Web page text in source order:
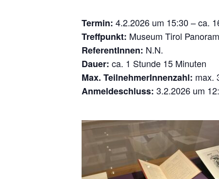
Termin: 4.2.2026 um 15:30 – ca.
Treffpunkt: Museum Tirol
ReferentInnen: N.N.
Dauer: ca. 1 Stunde 15 Minuten
Max. TeilnehmerInnenzahl: max.
Anmeldeschluss: 3.2.2026 um